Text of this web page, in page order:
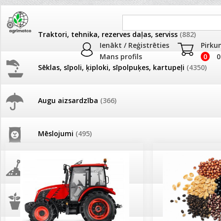
Ienākt / Reģistrēties
Mans profils
0
Traktori, tehnika, rezerves daļas, serviss (882)
Sēklas, sīpoli, ķiploki, sīpolpuķes, kartupeļi (4350)
Augu aizsardzība (366)
Mēslojumi (495)
Augsne, kūdra, mulča
Podi un kasetes(646)
JAUNUMI
Pašlasīšanas vietu katalogs
26.05. Vebinārs - Kā ierobežot
gliemežus piemājas dārzā un
Darba laiks Līgo svētkos
Ūdens piemērotības noteikšana
AKCIJAS
frēze + mulčieris +
AKCIJAS komplekts -
frontālais iekrāvējs
mulčieris + piekabe
AKCIJAS komplekts -
frēze + mulčieris